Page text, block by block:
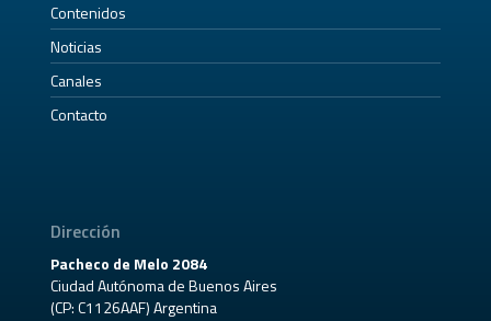
Contenidos
Noticias
Canales
Contacto
Dirección
Pacheco de Melo 2084
Ciudad Autónoma de Buenos Aires
(CP: C1126AAF) Argentina